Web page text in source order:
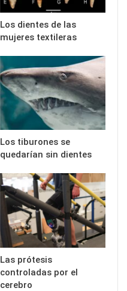
Los dientes de las
mujeres textileras
Los tiburones se
quedarían sin dientes
Las prótesis
controladas por el
cerebro